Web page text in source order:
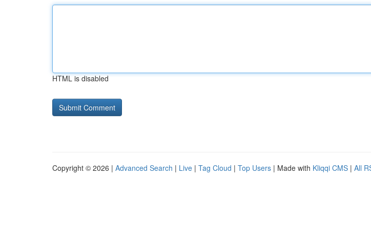
HTML is disabled
Copyright © 2026 | Advanced Search | Live | Tag Cloud | Top Users | Made with Kliqqi CMS | All